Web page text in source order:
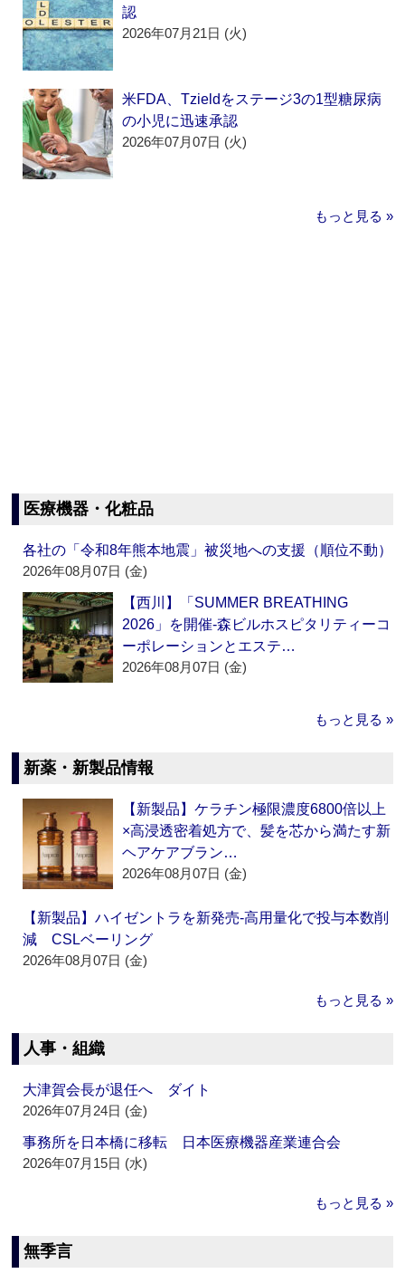
認
2026年07月21日 (火)
米FDA、Tzieldをステージ3の1型糖尿病
の小児に迅速承認
2026年07月07日 (火)
もっと見る »
医療機器・化粧品
各社の「令和8年熊本地震」被災地への支援（順位不動）
2026年08月07日 (金)
【西川】「SUMMER BREATHING
2026」を開催‐森ビルホスピタリティーコ
ーポレーションとエステ…
2026年08月07日 (金)
もっと見る »
新薬・新製品情報
【新製品】ケラチン極限濃度6800倍以上
×高浸透密着処方で、髪を芯から満たす新
ヘアケアブラン…
2026年08月07日 (金)
【新製品】ハイゼントラを新発売‐高用量化で投与本数削
減 CSLベーリング
2026年08月07日 (金)
もっと見る »
人事・組織
大津賀会長が退任へ ダイト
2026年07月24日 (金)
事務所を日本橋に移転 日本医療機器産業連合会
2026年07月15日 (水)
もっと見る »
無季言